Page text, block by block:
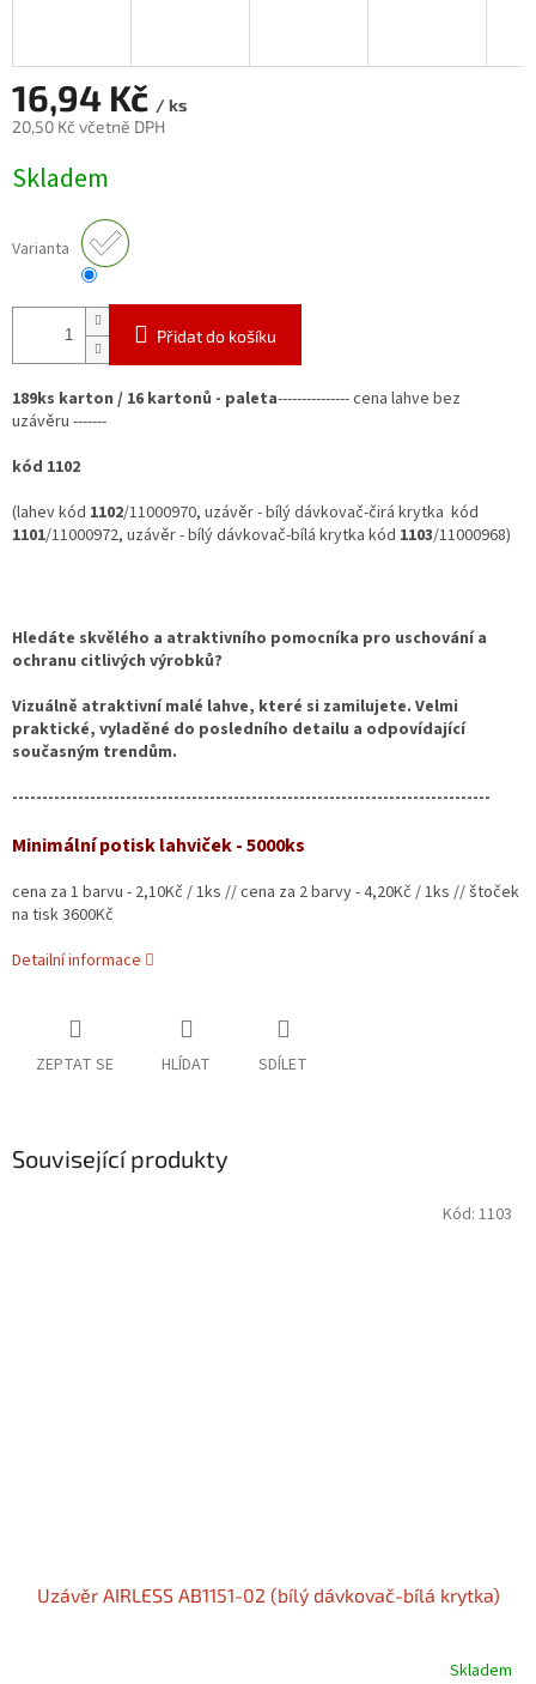
16,94 Kč / ks
20,50 Kč včetně DPH
cena:
Skladem
Varianta
Přidat do košíku
189ks karton / 16 kartonů - paleta---------------cena lahve bez
uzávěru -------
kód 1102
(lahev kód 1102/11000970, uzávěr - bílý dávkovač-čirá krytka kód
1101/11000972, uzávěr - bílý dávkovač-bílá krytka kód 1103/11000968)
Hledáte skvělého a atraktivního pomocníka pro uschování a
ochranu citlivých výrobků?
Vizuálně atraktivní malé lahve, které si zamilujete. Velmi
praktické, vyladěné do posledního detailu a odpovídající
současným trendům.
--------------------------------------------------------------------------------
Minimální potisk lahviček - 5000ks
cena za 1 barvu - 2,10Kč / 1ks // cena za 2 barvy - 4,20Kč / 1ks // štoček
na tisk 3600Kč
Detailní informace
ZEPTAT SE HLÍDAT SDÍLET
Související produkty
Uzávěr AIRLESS AB1151-02 (bílý dávkovač-bílá krytka)
Skladem
Kód: 1103